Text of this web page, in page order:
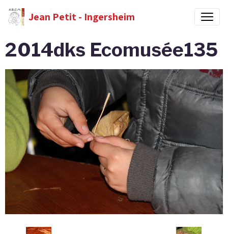
Jean Petit - Ingersheim
2014dks Ecomusée135